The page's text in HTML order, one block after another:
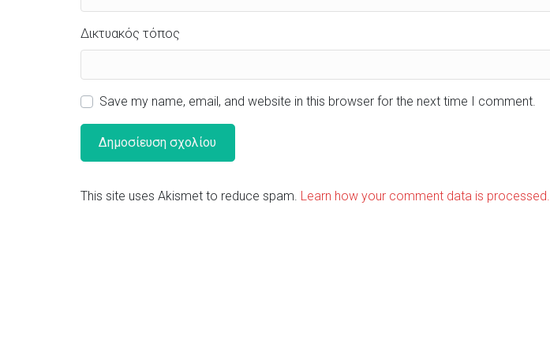
Δικτυακός τόπος
Save my name, email, and website in this browser for the next time I comment.
This site uses Akismet to reduce spam. Learn how your comment data is processed.